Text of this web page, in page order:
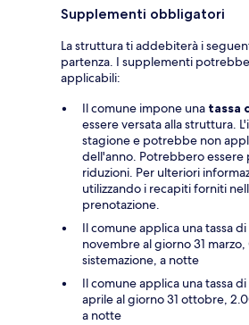
Supplementi obbligatori
La struttura ti addebiterà i
partenza. I supplementi
applicabili:
Il comune impone una tassa
essere versata alla struttura.
stagione e potrebbe non
dell'anno. Potrebbero essere
riduzioni. Per ulteriori
utilizzando i recapiti forniti
prenotazione.
Il comune applica una tassa
novembre al giorno 31
sistemazione, a notte
Il comune applica una tassa
aprile al giorno 31 ottobre,
a notte